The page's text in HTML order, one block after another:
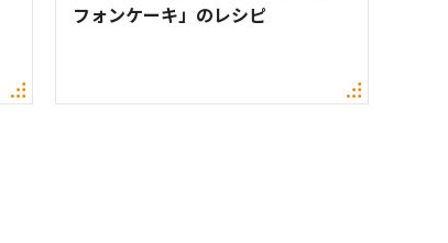
フォンケーキ」のレシピ